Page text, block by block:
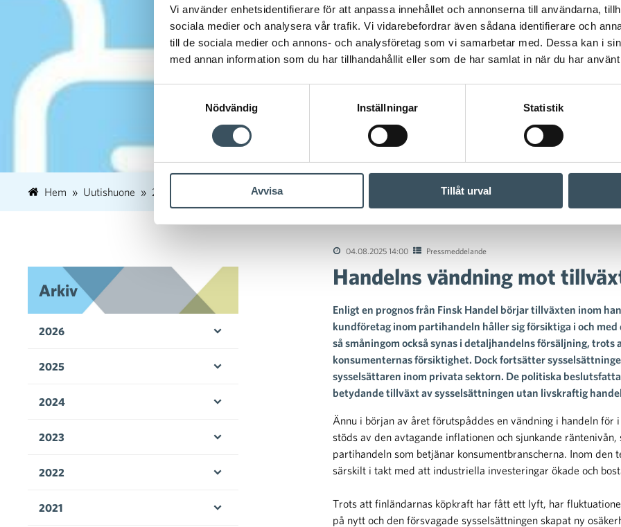
Vi använder enhetsidentifierare för att anpassa innehållet och annonserna till användarna,
sociala medier och analysera vår trafik. Vi vidarebefordrar även sådana identifierare och
till de sociala medier och annons- och analysföretag som vi samarbetar med. Dessa kan i
med annan information som du har tillhandahållit eller som de har samlat in när du har
Nödvändig
Inställningar Statistik
Avvisa Tillåt urval
Hem Uutishuone 2025 Handelns vändning mot tillväxt flyttas till nästa år
04.08.2025 14:00 Pressmeddelande
Handelns vändning mot
Enligt en prognos från Finsk Handel börjar tillväxten inom
kundföretag inom partihandeln håller sig försiktiga i och
så småningom också synas i detaljhandelns försäljning,
konsumenternas försiktighet. Dock fortsätter
sysselsättaren inom privata sektorn. De politiska
betydande tillväxt av sysselsättningen utan livskraftig
Ännu i början av året förutspåddes en vändning i handeln
stöds av den avtagande inflationen och sjunkande
partihandeln som betjänar konsumentbranscherna. Inom
särskilt i takt med att industriella investeringar ökade och
Trots att finländarnas köpkraft har fått ett lyft, har
på nytt och den försvagade sysselsättningen skapat ny
Arkiv
2026
2025
2024
2023
2022
2021